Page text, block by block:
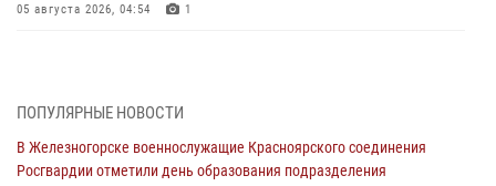
05 августа 2026, 04:54 1
05 августа 2026, 04:52 1
В Красноярске сотрудники вневедомственной охраны Росгвардии
задержали подозреваемого в серии краж из гипермаркета
ПОПУЛЯРНЫЕ НОВОСТИ
В Железногорске военнослужащие Красноярского соединения
Росгвардии отметили день образования подразделения